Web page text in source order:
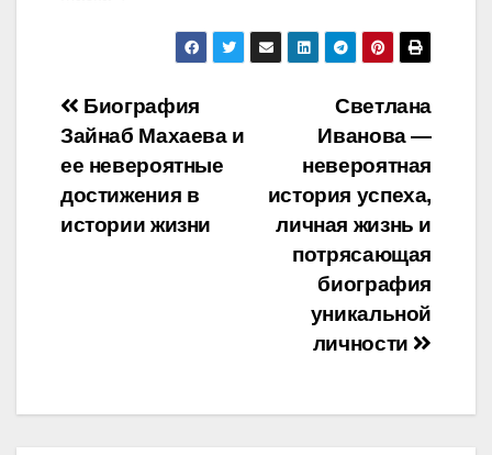
Навигация
по
записям
Светлана
Иванова —
невероятная
история успеха,
личная жизнь и
потрясающая
биография
уникальной
личности
Биография
Зайнаб Махаева и
ее невероятные
достижения в
истории жизни